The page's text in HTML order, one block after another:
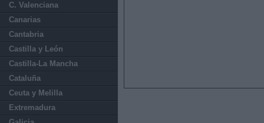
C. Valenciana
Canarias
Cantabria
Castilla y León
Castilla-La Mancha
Cataluña
Ceuta y Melilla
Extremadura